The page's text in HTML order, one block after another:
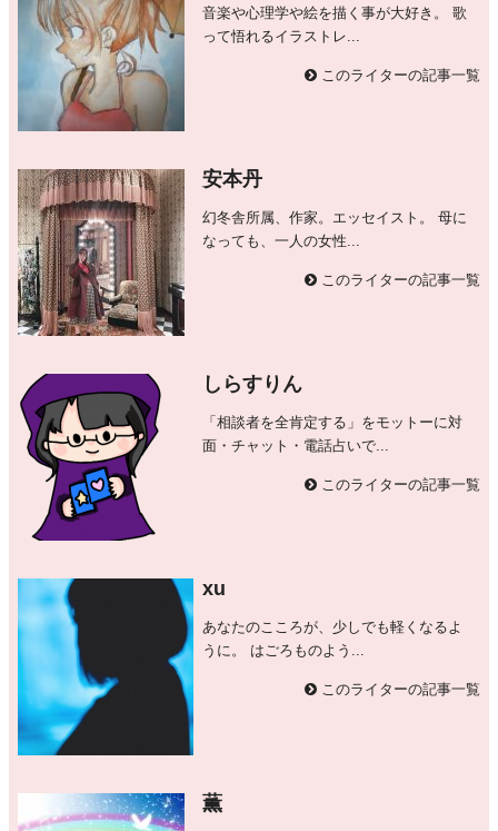
音楽や心理学や絵を描く事が大好き。 歌
って悟れるイラストレ...
このライターの記事一覧
安本丹
幻冬舎所属、作家。エッセイスト。 母に
なっても、一人の女性...
このライターの記事一覧
しらすりん
「相談者を全肯定する」をモットーに対
面・チャット・電話占いで...
このライターの記事一覧
xu
あなたのこころが、少しでも軽くなるよ
うに。 はごろものよう...
このライターの記事一覧
薫